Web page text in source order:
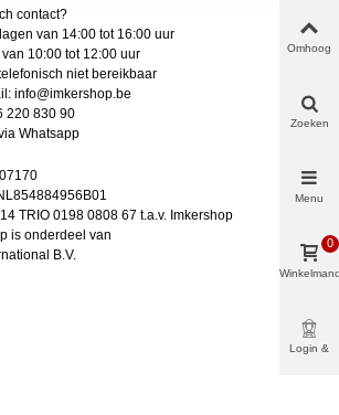
contact?
van 14:00 tot 16:00 uur
10:00 tot 12:00 uur
niet bereikbaar
info@imkershop.be
220 830 90
Whatsapp
TRIO 0198 0808 67 t.a.v. Imkershop
is onderdeel van
B.V.
Omhoog
Zoeken
Menu
0
Login &